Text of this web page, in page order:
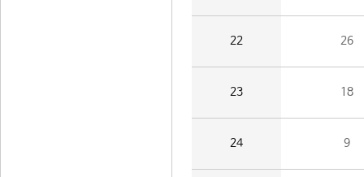
22 26
23 18
24 9